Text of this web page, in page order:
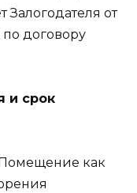
Залогодателя от
по договору
и срок
как